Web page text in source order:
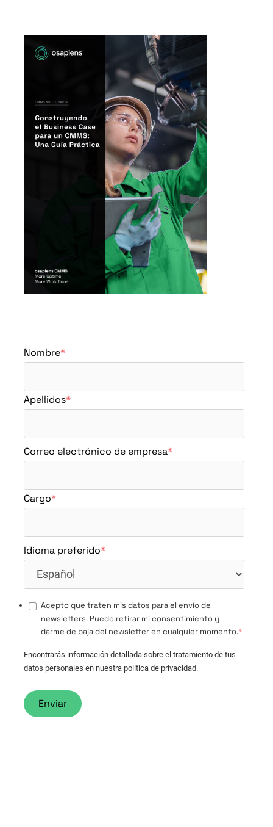
Nombre*
Apellidos*
Correo electrónico de empresa*
Cargo*
Idioma preferido*
Acepto que traten mis datos para el envío de
newsletters. Puedo retirar mi consentimiento y
darme de baja del newsletter en cualquier momento.*
Encontrarás información detallada sobre el tratamiento de tus
datos personales en nuestra política de privacidad.